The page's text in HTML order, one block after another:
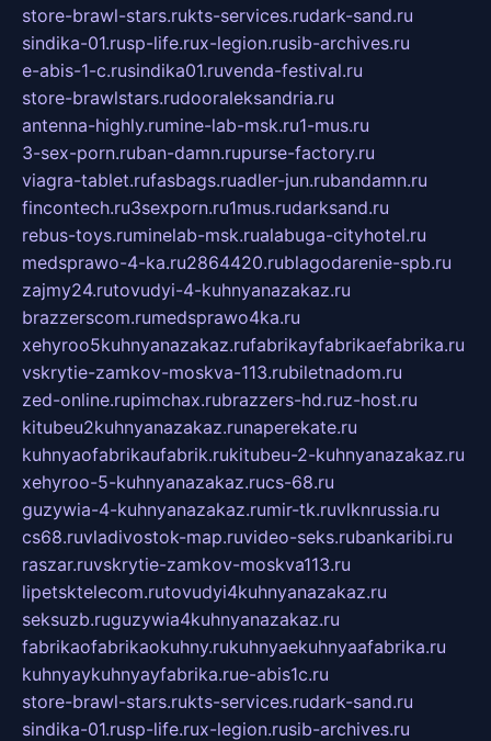
store-brawl-stars.rukts-services.rudark-sand.ru
sindika-01.rusp-life.rux-legion.rusib-archives.ru
e-abis-1-c.rusindika01.ruvenda-festival.ru
store-brawlstars.rudooraleksandria.ru
antenna-highly.rumine-lab-msk.ru1-mus.ru
3-sex-porn.ruban-damn.rupurse-factory.ru
viagra-tablet.rufasbags.ruadler-jun.rubandamn.ru
fincontech.ru3sexporn.ru1mus.rudarksand.ru
rebus-toys.ruminelab-msk.rualabuga-cityhotel.ru
medsprawo-4-ka.ru2864420.rublagodarenie-spb.ru
zajmy24.rutovudyi-4-kuhnyanazakaz.ru
brazzerscom.rumedsprawo4ka.ru
xehyroo5kuhnyanazakaz.rufabrikayfabrikaefabrika.ru
vskrytie-zamkov-moskva-113.rubiletnadom.ru
zed-online.rupimchax.rubrazzers-hd.ruz-host.ru
kitubeu2kuhnyanazakaz.runaperekate.ru
kuhnyaofabrikaufabrik.rukitubeu-2-kuhnyanazakaz.ru
xehyroo-5-kuhnyanazakaz.rucs-68.ru
guzywia-4-kuhnyanazakaz.rumir-tk.ruvlknrussia.ru
cs68.ruvladivostok-map.ruvideo-seks.rubankaribi.ru
raszar.ruvskrytie-zamkov-moskva113.ru
lipetsktelecom.rutovudyi4kuhnyanazakaz.ru
seksuzb.ruguzywia4kuhnyanazakaz.ru
fabrikaofabrikaokuhny.rukuhnyaekuhnyaafabrika.ru
kuhnyaykuhnyayfabrika.rue-abis1c.ru
store-brawl-stars.rukts-services.rudark-sand.ru
sindika-01.rusp-life.rux-legion.rusib-archives.ru